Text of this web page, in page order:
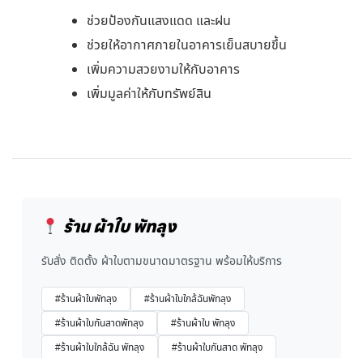
ช่วยป้องกันแสงแดด และฝน
ช่วยให้อากาศภายในอาคารเย็นสบายขึ้น
เพิ่มความสวยงามให้กับอาคาร
เพิ่มมูลค่าให้กับทรัพย์สิน
ร้าน ผ้าใบ พัทลุง
รับสั่ง ติดตั้ง ผ้าใบตามขนาดมาตรฐาน พร้อมให้บริการ
#ร้านผ้าใบพัทลุง
#ร้านผ้าใบใกล้ฉันพัทลุง
#ร้านผ้าใบกันสาดพัทลุง
#ร้านผ้าใบ พัทลุง
#ร้านผ้าใบใกล้ฉัน พัทลุง
#ร้านผ้าใบกันสาด พัทลุง